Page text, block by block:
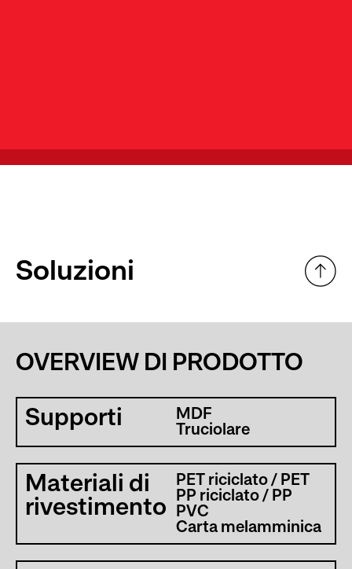
Soluzioni
OVERVIEW DI PRODOTTO
Supporti
MDF
Truciolare
Materiali di
rivestimento
PET riciclato / PET
PP riciclato / PP
PVC
Carta melamminica